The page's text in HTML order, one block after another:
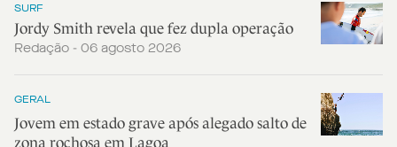
SURF
Jordy Smith revela que fez dupla operação
Redação - 06 agosto 2026
GERAL
Jovem em estado grave após alegado salto de
zona rochosa em Lagoa